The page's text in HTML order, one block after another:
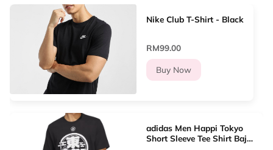
Nike Club T-Shirt - Black
RM99.00
Buy Now
adidas Men Happi Tokyo
Short Sleeve Tee Shirt Baju